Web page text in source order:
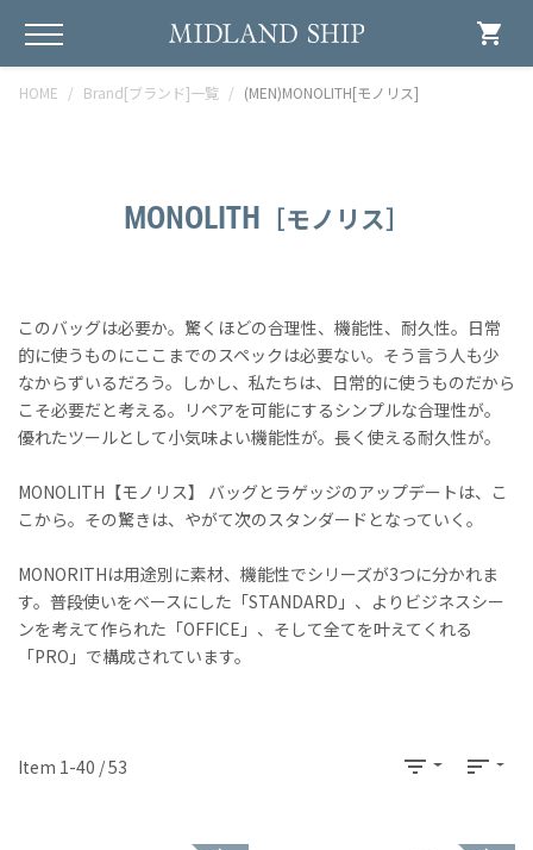
shopping_cart
HOME Brand[ブランド]一覧 (MEN)MONOLITH[モノリス]
MONOLITH ［モノリス］
このバッグは必要か。驚くほどの合理性、機能性、耐久性。日常
的に使うものにここまでのスペックは必要ない。そう言う人も少
なからずいるだろう。しかし、私たちは、日常的に使うものだから
こそ必要だと考える。リペアを可能にするシンプルな合理性が。
優れたツールとして小気味よい機能性が。長く使える耐久性が。
MONOLITH【モノリス】 バッグとラゲッジのアップデートは、こ
こから。その驚きは、やがて次のスタンダードとなっていく。
MONORITHは用途別に素材、機能性でシリーズが3つに分かれま
す。普段使いをベースにした「STANDARD」、よりビジネスシー
ンを考えて作られた「OFFICE」、そして全てを叶えてくれる
「PRO」で構成されています。
Item 1-40 / 53 filter_list sort